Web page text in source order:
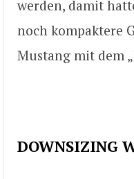
werden, damit
noch kompaktere
Mustang mit dem
DOWNSIZING